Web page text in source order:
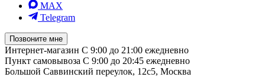
MAX
Telegram
Позвоните мне
Интернет-магазин С 9:00 до 21:00 ежедневно
Пункт самовывоза С 9:00 до 20:45 ежедневно
Большой Саввинский переулок, 12с5, Москва